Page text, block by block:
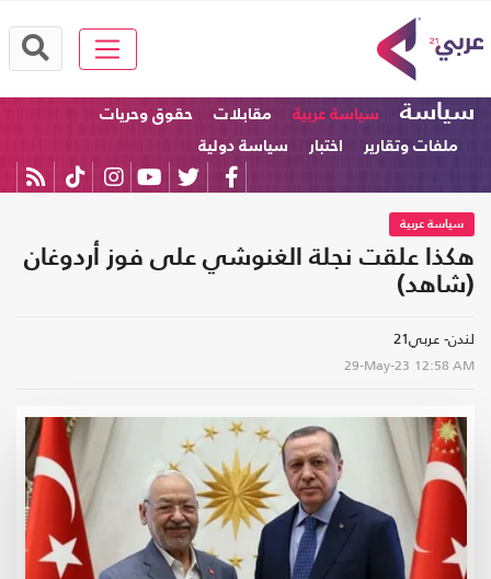
سياسة سياسة عربية مقابلات
حقوق وحريات
ملفات وتقارير
اختبار سياسة دولية
سياسة عربية
هكذا علقت نجلة الغنوشي على فوز أردوغان
(شاهد)
لندن- عربي21
29-May-23 12:58 AM